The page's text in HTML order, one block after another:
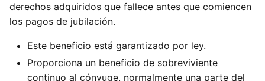
derechos adquiridos que fallece antes que comiencen
los pagos de jubilación.
Este beneficio está garantizado por ley.
Proporciona un beneficio de sobreviviente
continuo al cónyuge, normalmente una parte del